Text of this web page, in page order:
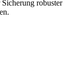
robuster